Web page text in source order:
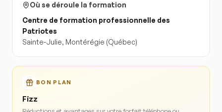
Où se déroule la formation
Centre de formation professionnelle des
Patriotes
Sainte-Julie, Montérégie (Québec)
BON PLAN
Fizz